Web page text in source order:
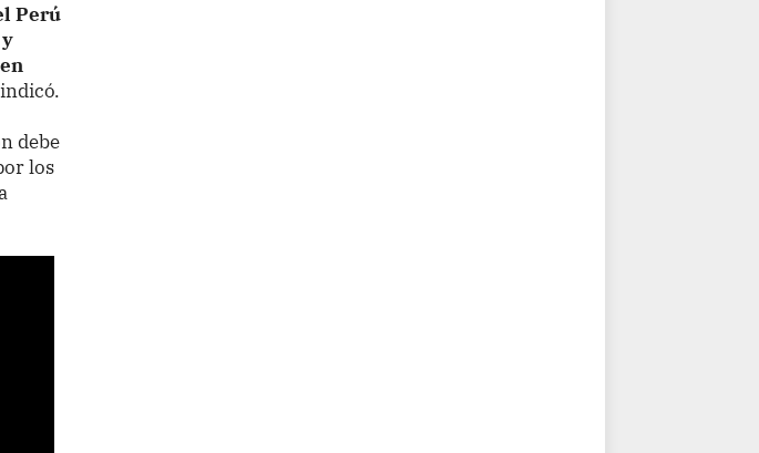
Perú
debe
los